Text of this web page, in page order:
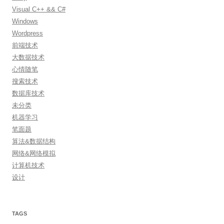
Visual C++ && C#
Windows
Wordpress
前端技术
大数据技术
心情随笔
搜索技术
数据库技术
未分类
机器学习
笔面题
算法&数据结构
网络&网络模拟
计算机技术
设计
TAGS